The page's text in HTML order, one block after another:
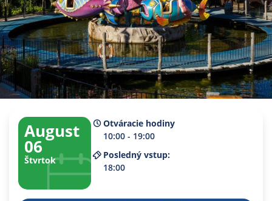
August
06
Štvrtok
Otváracie hodiny
10:00 - 19:00
Posledný vstup:
18:00